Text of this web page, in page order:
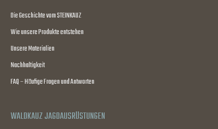
Die Geschichte vom STEINKAUZ
Wie unsere Produkte entstehen
Unsere Materialien
Nachhaltigkeit
FAQ – Häufige Fragen und Antworten
WALDKAUZ JAGDAUSRÜSTUNGEN